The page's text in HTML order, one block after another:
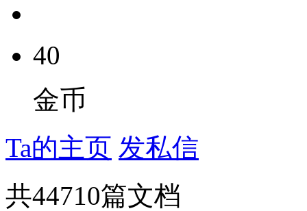
40
金币
Ta的主页 发私信
共44710篇文档